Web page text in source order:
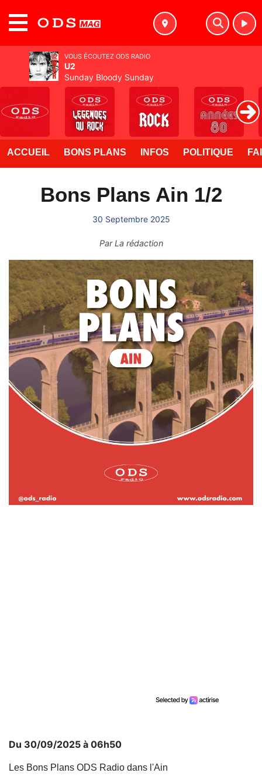
ACCUEIL BONS PLANS INFOS POLITIQUE
Bons Plans Ain 1/2
30 Septembre 2025
ParLa rédaction
Du 30/09/2025 à 06h50
Les Bons Plans ODS Radio dans l'Ain
VOUS ÉCOUTEZ ODS RADIO
U2
Sunday Bloody Sunday